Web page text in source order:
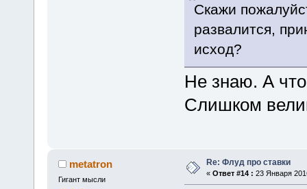
Скажи
развалится,
исход?
Не знаю. А
Слишком
metatron
Гигант мысли
Re: Флуд про ставки
« Ответ #14 : 23 Января